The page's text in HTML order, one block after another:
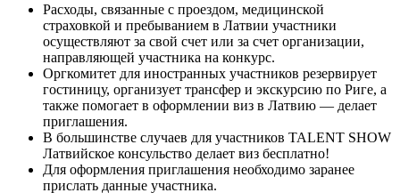
Расходы, связанные с проездом, медицинской
страховкой и пребыванием в Латвии участники
осуществляют за свой счет или за счет организации,
направляющей участника на конкурс.
Оргкомитет для иностранных участников резервирует
гостиницу, организует трансфер и экскурсию по Риге, а
также помогает в оформлении виз в Латвию — делает
приглашения.
В большинстве случаев для участников TALENT SHOW
Латвийское консульство делает виз бесплатно!
Для оформления приглашения необходимо заранее
прислать данные участника.